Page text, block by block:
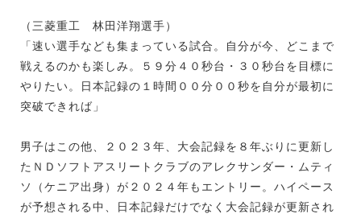
（三菱重工 林田洋翔選手）
「速い選手なども集まっている試合。自分が今、どこまで
戦えるのかも楽しみ。５９分４０秒台・３０秒台を目標に
やりたい。日本記録の１時間００分００秒を自分が最初に
突破できれば」
男子はこの他、２０２３年、大会記録を８年ぶりに更新し
たＮＤソフトアスリートクラブのアレクサンダー・ムティ
ソ（ケニア出身）が２０２４年もエントリー。ハイペース
が予想される中、日本記録だけでなく大会記録が更新され